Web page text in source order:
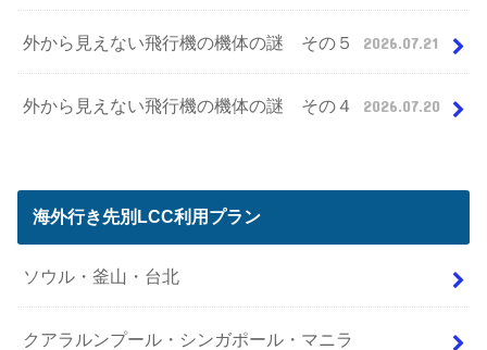
外から見えない飛行機の機体の謎 その５ 2026.07.21
外から見えない飛行機の機体の謎 その４ 2026.07.20
海外行き先別LCC利用プラン
ソウル・釜山・台北
クアラルンプール・シンガポール・マニラ